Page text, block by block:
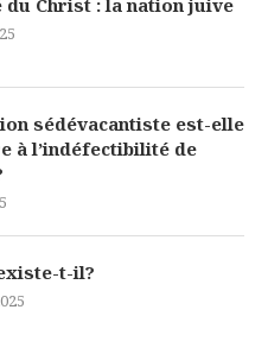
sédévacantiste est-elle
à l’indéfectibilité de
t-il?